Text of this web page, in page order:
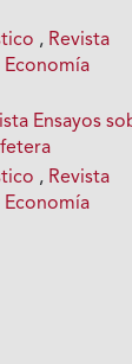
, Revista
Economía
Ensayos
, Revista
Economía